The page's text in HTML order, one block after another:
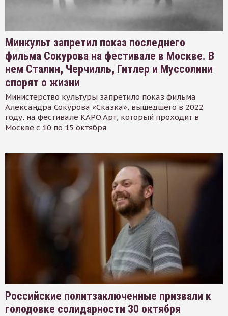
Минкульт запретил показ последнего
фильма Сокурова на фестивале в Москве. В
нем Сталин, Черчилль, Гитлер и Муссолини
спорят о жизни
Министерство культуры запретило показ фильма
Александра Сокурова «Сказка», вышедшего в 2022
году, на фестивале КАРО.Арт, который проходит в
Москве с 10 по 15 октября
Российские политзаключенные призвали к
голодовке солидарности 30 октября